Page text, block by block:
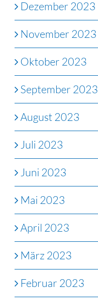
Dezember 2023
November 2023
Oktober 2023
September 2023
August 2023
Juli 2023
Juni 2023
Mai 2023
April 2023
März 2023
Februar 2023